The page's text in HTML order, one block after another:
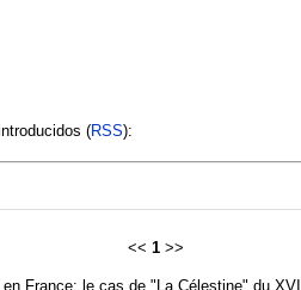
(RSS):
<< 1>>
France: le cas de "La Célestine" du